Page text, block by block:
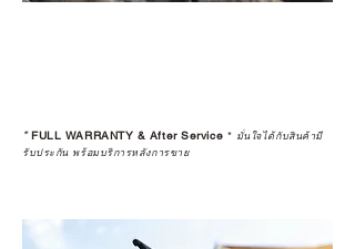
*FULL WARRANTY & After Service * มั่นใจได้กับสินค้ามี
รับประกัน พร้อมบริการหลังการขาย